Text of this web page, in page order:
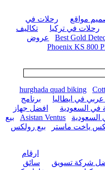
مواقع
رحلات في
رحلات في تركيا
تكاليف
Best Gold
عروض
Phoenix KS 800
hurghada quad biking
في ايطاليا
برنامج
السعودية
افضل جهاز
Asistan Ventus
بيع
ياخت ماستر
بيع رولكس
ارقام
شركة تسويق
سائق